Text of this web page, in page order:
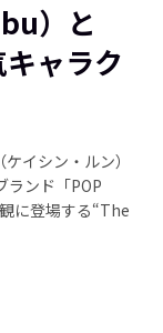
ブブブーム
で創造をも
）と
ャラク
イシン・ルン）
ランド「POP
に登場する“The